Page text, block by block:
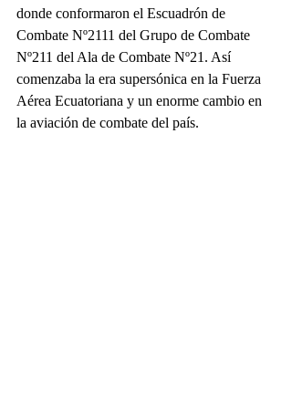
donde conformaron el Escuadrón de
Combate Nº2111 del Grupo de Combate
Nº211 del Ala de Combate Nº21. Así
comenzaba la era supersónica en la Fuerza
Aérea Ecuatoriana y un enorme cambio en
la aviación de combate del país.